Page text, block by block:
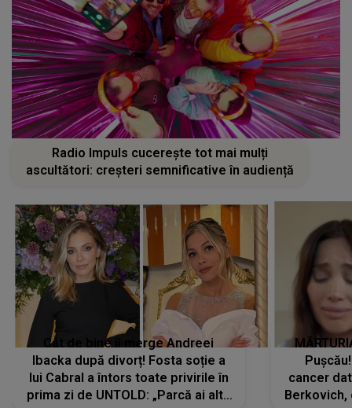
Radio Impuls cucerește tot mai mulți
ascultători: creșteri semnificative în audiență
Cât de bine îi merge Andreei
Ibacka după divorț! Fosta soție a
lui Cabral a întors toate privirile în
prima zi de UNTOLD: „Parcă ai altă
cancer
Berkovich,